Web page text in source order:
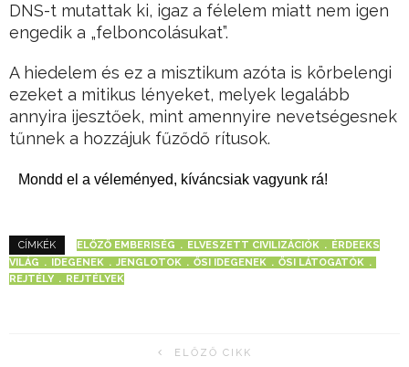
DNS-t mutattak ki, igaz a félelem miatt nem igen
engedik a „felboncolásukat”.
A hiedelem és ez a misztikum azóta is körbelengi
ezeket a mitikus lényeket, melyek legalább
annyira ijesztőek, mint amennyire nevetségesnek
tűnnek a hozzájuk fűződő rítusok.
Mondd el a véleményed, kíváncsiak vagyunk rá!
CÍMKÉK ELŐZŐ EMBERISÉG ELVESZETT CIVILIZÁCIÓK
ÉRDEEKS
VILÁG
IDEGENEK JENGLOTOK ŐSI IDEGENEK
ŐSI LÁTOGATÓK
REJTÉLY
REJTÉLYEK
ELŐZŐ CIKK